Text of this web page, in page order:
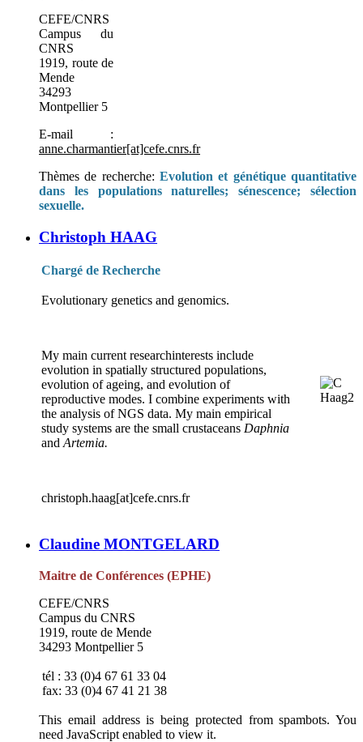
CEFE/CNRS
Campus du
CNRS
1919, route de
Mende
34293
Montpellier 5
E-mail :
anne.charmantier[at]cefe.cnrs.fr
Thèmes de recherche: Evolution et génétique quantitative
dans les populations naturelles; sénescence; sélection
sexuelle.
Christoph HAAG
Chargé de Recherche
Evolutionary genetics and genomics.
My main current researchinterests include
evolution in spatially structured populations,
evolution of ageing, and evolution of
reproductive modes. I combine experiments with
the analysis of NGS data. My main empirical
study systems are the small crustaceans Daphnia
andArtemia.
christoph.haag[at]cefe.cnrs.fr
Claudine MONTGELARD
Maitre de Conférences (EPHE)
CEFE/CNRS
Campus du CNRS
1919, route de Mende
34293 Montpellier 5
tél : 33 (0)4 67 61 33 04
fax: 33 (0)4 67 41 21 38
This email address is being protected from spambots. You
need JavaScript enabled to view it.